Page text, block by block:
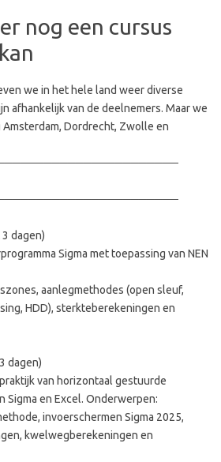
nog een cursus
we in het hele land weer diverse
afhankelijk van de deelnemers. Maar we
Dordrecht, Zwolle en
dagen)
Sigma met toepassing van NEN
aanlegmethodes (open sleuf,
HDD), sterkteberekeningen en
dagen)
van horizontaal gestuurde
Sigma en Excel. Onderwerpen:
invoerschermen Sigma 2025,
kwelwegberekeningen en